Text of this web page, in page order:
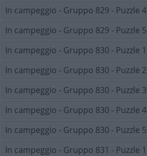
In campeggio - Gruppo 829 - Puzzle 4
In campeggio - Gruppo 829 - Puzzle 5
In campeggio - Gruppo 830 - Puzzle 1
In campeggio - Gruppo 830 - Puzzle 2
In campeggio - Gruppo 830 - Puzzle 3
In campeggio - Gruppo 830 - Puzzle 4
In campeggio - Gruppo 830 - Puzzle 5
In campeggio - Gruppo 831 - Puzzle 1